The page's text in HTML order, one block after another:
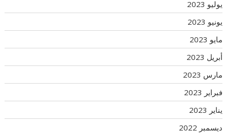
يوليو 2023
يونيو 2023
مايو 2023
أبريل 2023
مارس 2023
فبراير 2023
يناير 2023
ديسمبر 2022